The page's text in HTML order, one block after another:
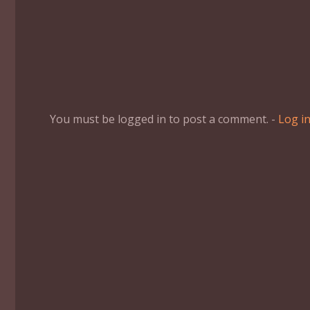
You must be logged in to post a comment. - Log in